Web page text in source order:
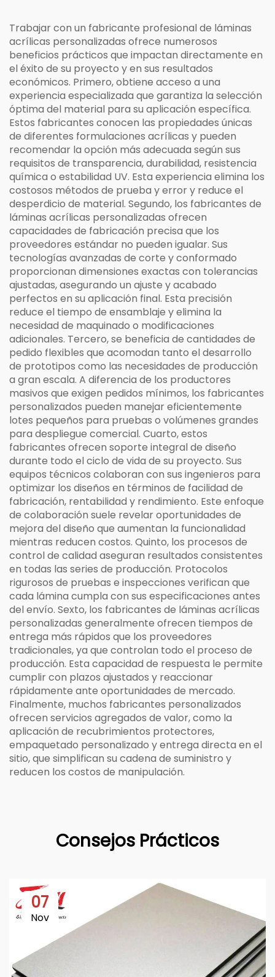
Trabajar con un fabricante profesional de láminas
acrílicas personalizadas ofrece numerosos
beneficios prácticos que impactan directamente en
el éxito de su proyecto y en sus resultados
económicos. Primero, obtiene acceso a una
experiencia especializada que garantiza la selección
óptima del material para su aplicación específica.
Estos fabricantes conocen las propiedades únicas
de diferentes formulaciones acrílicas y pueden
recomendar la opción más adecuada según sus
requisitos de transparencia, durabilidad, resistencia
química o estabilidad UV. Esta experiencia elimina los
costosos métodos de prueba y error y reduce el
desperdicio de material. Segundo, los fabricantes de
láminas acrílicas personalizadas ofrecen
capacidades de fabricación precisa que los
proveedores estándar no pueden igualar. Sus
tecnologías avanzadas de corte y conformado
proporcionan dimensiones exactas con tolerancias
ajustadas, asegurando un ajuste y acabado
perfectos en su aplicación final. Esta precisión
reduce el tiempo de ensamblaje y elimina la
necesidad de maquinado o modificaciones
adicionales. Tercero, se beneficia de cantidades de
pedido flexibles que acomodan tanto el desarrollo
de prototipos como las necesidades de producción
a gran escala. A diferencia de los productores
masivos que exigen pedidos mínimos, los fabricantes
personalizados pueden manejar eficientemente
lotes pequeños para pruebas o volúmenes grandes
para despliegue comercial. Cuarto, estos
fabricantes ofrecen soporte integral de diseño
durante todo el ciclo de vida de su proyecto. Sus
equipos técnicos colaboran con sus ingenieros para
optimizar los diseños en términos de facilidad de
fabricación, rentabilidad y rendimiento. Este enfoque
de colaboración suele revelar oportunidades de
mejora del diseño que aumentan la funcionalidad
mientras reducen costos. Quinto, los procesos de
control de calidad aseguran resultados consistentes
en todas las series de producción. Protocolos
rigurosos de pruebas e inspecciones verifican que
cada lámina cumpla con sus especificaciones antes
del envío. Sexto, los fabricantes de láminas acrílicas
personalizadas generalmente ofrecen tiempos de
entrega más rápidos que los proveedores
tradicionales, ya que controlan todo el proceso de
producción. Esta capacidad de respuesta le permite
cumplir con plazos ajustados y reaccionar
rápidamente ante oportunidades de mercado.
Finalmente, muchos fabricantes personalizados
ofrecen servicios agregados de valor, como la
aplicación de recubrimientos protectores,
empaquetado personalizado y entrega directa en el
sitio, que simplifican su cadena de suministro y
reducen los costos de manipulación.
Consejos Prácticos
07
Nov